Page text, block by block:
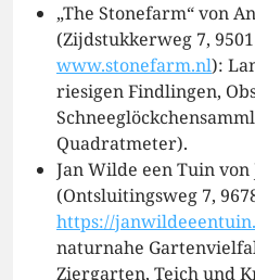
„The Stonefarm“ von
(Zijdstukkerweg 7,
www.stonefarm.nl):
riesigen Findlingen,
Quadratmeter).
Jan Wilde een Tuin
(Ontsluitingsweg 7,
https://
naturnahe
Ziergarten, Teich und